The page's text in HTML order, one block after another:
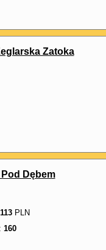
Zatoka
Dębem
113PLN
160